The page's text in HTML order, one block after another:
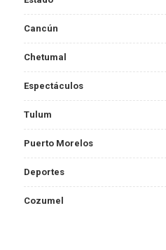
Cancún
Chetumal
Espectáculos
Tulum
Puerto Morelos
Deportes
Cozumel